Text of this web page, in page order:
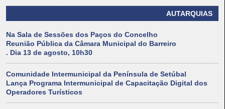
AUTARQUIAS
Na Sala de Sessões dos Paços do Concelho
Reunião Pública da Câmara Municipal do Barreiro
. Dia 13 de agosto, 10h30
Comunidade Intermunicipal da Península de Setúbal
Lança Programa Intermunicipal de Capacitação Digital dos
Operadores Turísticos